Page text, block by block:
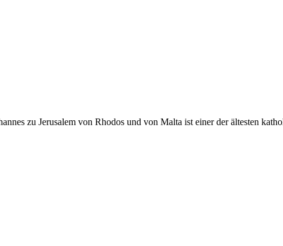
zu Jerusalem von Rhodos und von Malta ist einer der ältesten